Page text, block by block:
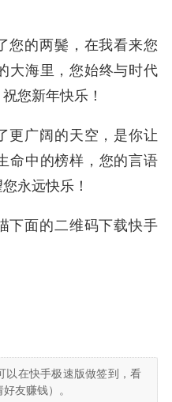
您的两鬓，在我看来您
大海里，您始终与时代
您新年快乐！
更广阔的天空，是你让
命中的榜样，您的言语
永远快乐！
下面的二维码下载快手
以在快手极速版做签到，看
友赚钱）。